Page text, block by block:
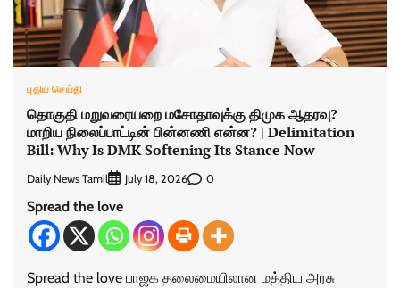
புதிய செய்தி
தொகுதி மறுவரையறை மசோதாவுக்கு திமுக ஆதரவு?
மாறிய நிலைப்பாட்டின் பின்னணி என்ன? | Delimitation
Bill: Why Is DMK Softening Its Stance Now
Daily News Tamil July 18, 2026 0
Spread the love
Spread the love பாஜக தலைமையிலான மத்திய அரசு